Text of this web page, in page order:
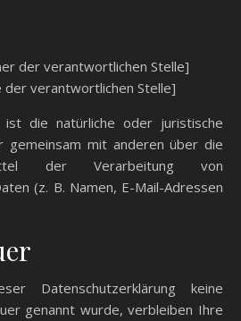
der verantwortlichen Stelle]
der verantwortlichen Stelle]
ist die natürliche oder juristische
gemeinsam mit anderen über die
der Verarbeitung von
(z. B. Namen, E-Mail-Adressen
Datenschutzerklärung keine
genannt wurde, verbleiben Ihre